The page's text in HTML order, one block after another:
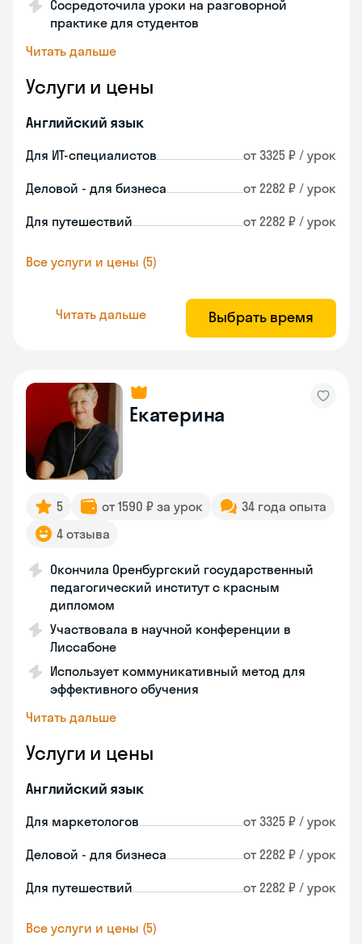
Сосредоточила уроки на разговорной
практике для студентов
Читать дальше
Услуги и цены
Английский язык
Для ИТ-специалистов от 3325 ₽ / урок
Деловой - для бизнеса от 2282 ₽ / урок
Для путешествий от 2282 ₽ / урок
Все услуги и цены (5)
Читать дальше Выбрать время
Екатерина
5 от 1590 ₽ за урок
34 года опыта
4 отзыва
Окончила Оренбургский государственный
педагогический институт с красным
дипломом
Участвовала в научной конференции в
Лиссабоне
Использует коммуникативный метод для
эффективного обучения
Читать дальше
Услуги и цены
Английский язык
Для маркетологов от 3325 ₽ / урок
Деловой - для бизнеса от 2282 ₽ / урок
Для путешествий от 2282 ₽ / урок
Все услуги и цены (5)